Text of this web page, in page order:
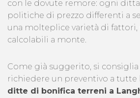
con le dovute remore: ogni
politiche di prezzo differenti a
una molteplice varietà di
calcolabili a monte.
Come già suggerito, si consiglia
richiedere un preventivo a tutte
ditte di bonifica terreni a